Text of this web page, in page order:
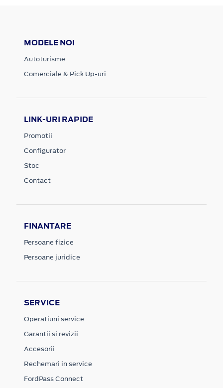
MODELE NOI
Autoturisme
Comerciale & Pick Up-uri
LINK-URI RAPIDE
Promotii
Configurator
Stoc
Contact
FINANTARE
Persoane fizice
Persoane juridice
SERVICE
Operatiuni service
Garantii si revizii
Accesorii
Rechemari in service
FordPass Connect